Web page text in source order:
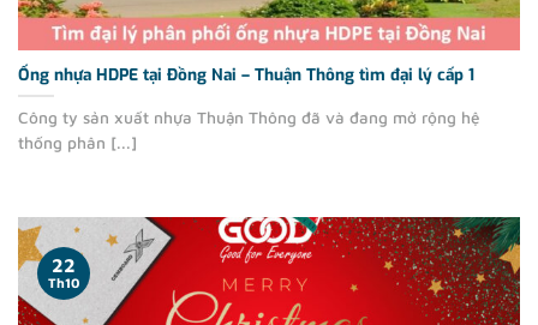
Ống nhựa HDPE tại Đồng Nai – Thuận Thông tìm đại lý cấp 1
Công ty sản xuất nhựa Thuận Thông đã và đang mở rộng hệ
thống phân [...]
22
Th10